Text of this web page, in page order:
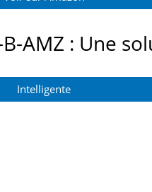
.
AMZ : Une
Intelligente